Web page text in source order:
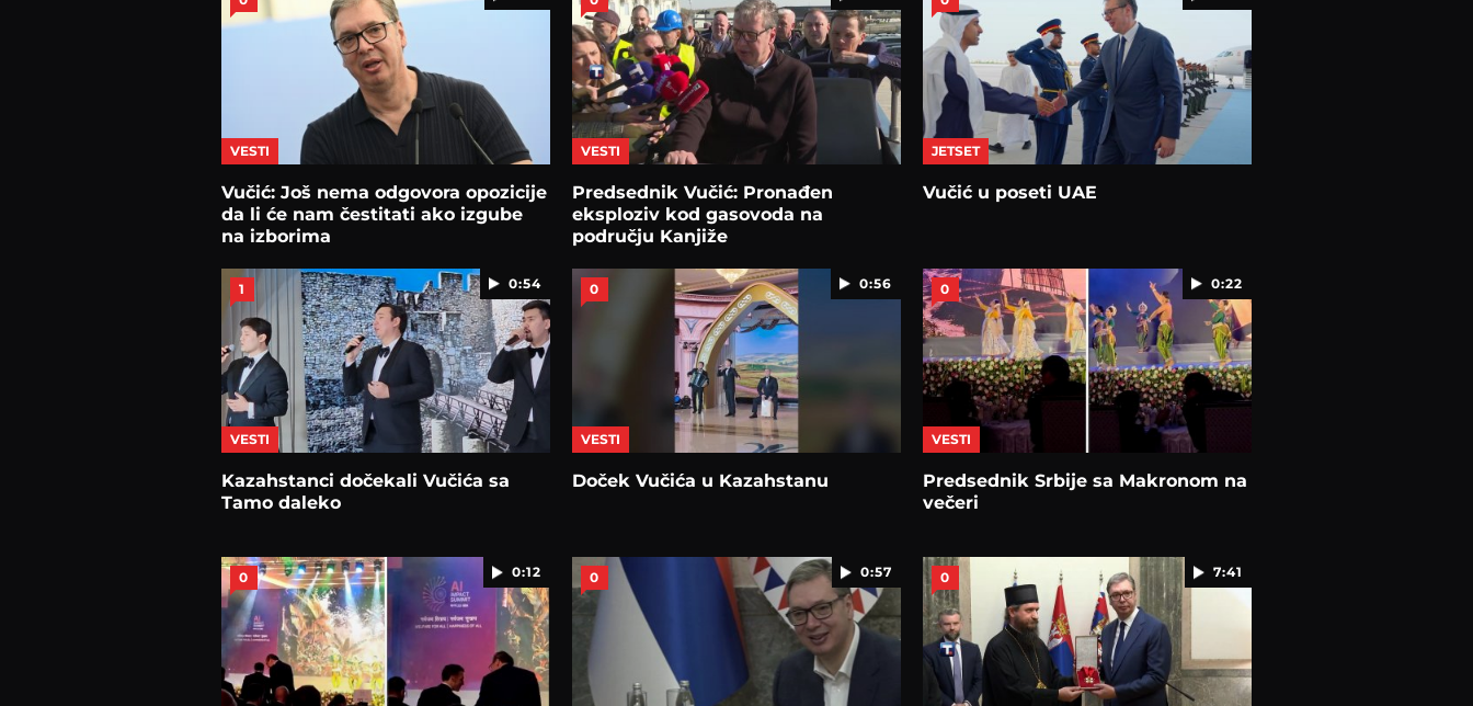
VESTI
Vučić: Još nema odgovora opozicije
da li će nam čestitati ako izgube
na izborima
VESTI
Predsednik Vučić: Pronađen
eksploziv kod gasovoda na
području Kanjiže
JETSET
Vučić u poseti UAE
0:54
1
VESTI
Kazahstanci dočekali Vučića sa
Tamo daleko
0:56
0
VESTI
Doček Vučića u Kazahstanu
0:22
0
VESTI
Predsednik Srbije sa Makronom na
večeri
0:12
0 0:57
0 7:41
0